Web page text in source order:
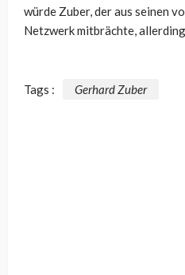
würde Zuber, der aus seinen
Netzwerk mitbrächte,
Tags : Gerhard Zuber